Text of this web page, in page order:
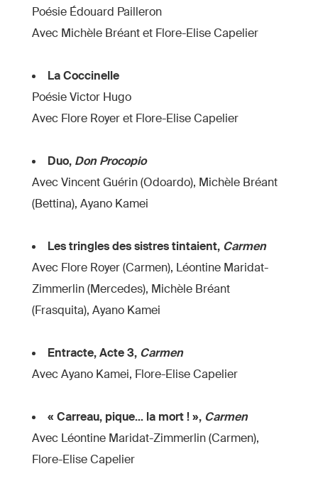
Poésie Édouard Pailleron
Avec Michèle Bréant et Flore-Elise Capelier
La Coccinelle
Poésie Victor Hugo
Avec Flore Royer et Flore-Elise Capelier
Duo, Don Procopio
Avec Vincent Guérin (Odoardo), Michèle Bréant
(Bettina), Ayano Kamei
Les tringles des sistres tintaient, Carmen
Avec Flore Royer (Carmen), Léontine Maridat-
Zimmerlin (Mercedes), Michèle Bréant
(Frasquita), Ayano Kamei
Entracte, Acte 3, Carmen
Avec Ayano Kamei, Flore-Elise Capelier
« Carreau, pique... la mort ! », Carmen
Avec Léontine Maridat-Zimmerlin (Carmen),
Flore-Elise Capelier